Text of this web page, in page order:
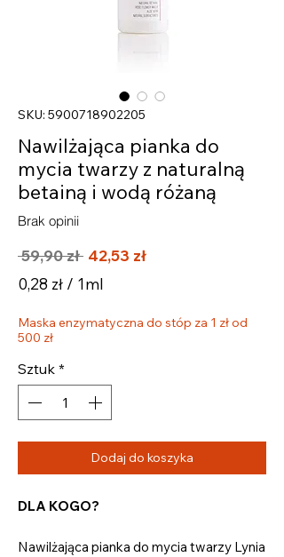
SKU: 5900718902205
Nawilżająca pianka do
mycia twarzy z naturalną
betainą i wodą różaną
Brak opinii
59,90 zł Regularna
cena
42,53 złCena
0,28 zł / 1ml
za
1
Mililitrów
Maska enzymatyczna do stóp za 1 zł od
500 zł
Sztuk *
Dodaj do koszyka
DLA KOGO?
Nawilżająca pianka do mycia twarzy Lynia